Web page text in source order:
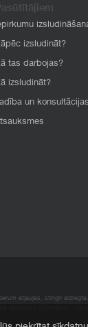
izsludināt?
tas darbojas?
izsludināt?
un konsultācijas
atļaujas, stingri